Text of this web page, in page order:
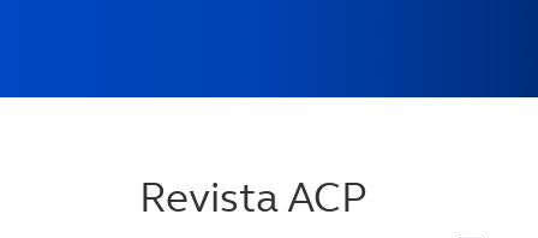
Revista ACP